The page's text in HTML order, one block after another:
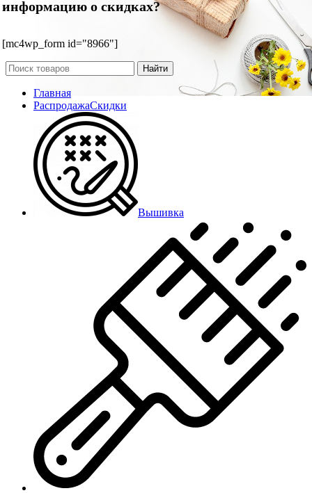
информацию о скидках?
[mc4wp_form id="8966"]
Найти
Главная
РаспродажаСкидки
Вышивка